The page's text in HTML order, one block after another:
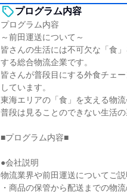
プログラム内容
プログラム内容
～前田運送について～
皆さんの生活には不可欠な「食
する総合物流企業です。
皆さんが普段目にする外食チェ
しています。
東海エリアの「食」を支える物
普段は見ることのできない生活
■プログラム内容■
●会社説明
物流業界や前田運送についてご説
・商品の保管から配送までの物